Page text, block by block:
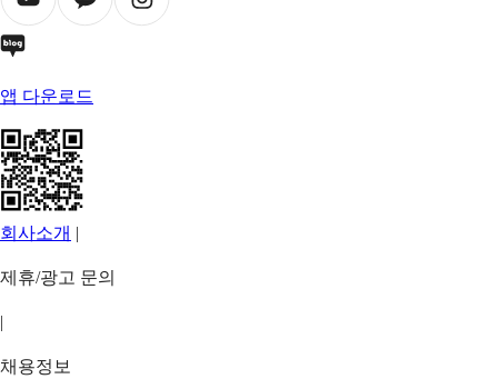
앱 다운로드
회사소개 |
제휴/광고 문의
|
채용정보